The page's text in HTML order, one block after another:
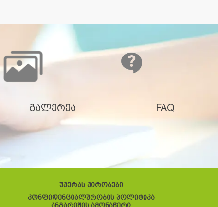
გალერეა FAQ
უპერას პირობები
კონფიდენციალურობის პოლიტიკა
ანგარიშის ამონაწერი